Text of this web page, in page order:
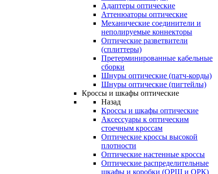
Адаптеры оптические
Аттенюаторы оптические
Механические соединители и
неполируемые коннекторы
Оптические разветвители
(сплиттеры)
Претерминированные кабельные
сборки
Шнуры оптические (патч-корды)
Шнуры оптические (пигтейлы)
Кроссы и шкафы оптические
Назад
Кроссы и шкафы оптические
Аксессуары к оптическим
стоечным кроссам
Оптические кроссы высокой
плотности
Оптические настенные кроссы
Оптические распределительные
шкафы и коробки (ОРШ и ОРК)